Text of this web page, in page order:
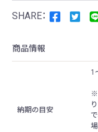
商品情報
納期の目安
1
※